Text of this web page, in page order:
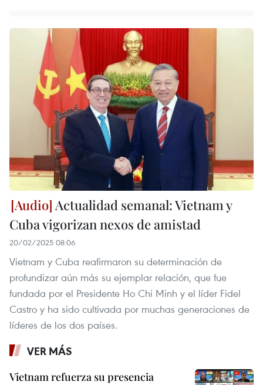
Actualidad semanal: Vietnam y
Cuba vigorizan nexos de amistad
20/02/2025 08:06
Vietnam y Cuba reafirmaron su determinación de
profundizar aún más su ejemplar relación, que fue
fundada por el Presidente Ho Chi Minh y el líder Fidel
Castro y ha sido cultivada por muchas generaciones de
líderes de los dos países.
VER MÁS
Vietnam refuerza su presencia